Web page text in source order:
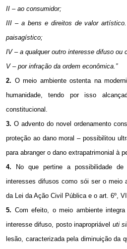
II – ao consumidor;
III – a bens e direitos de valor
paisagístico;
IV – a qualquer outro interesse difuso ou
V – por infração da ordem econômica.”
2. O meio ambiente ostenta na
humanidade, tendo por isso
constitucional.
3. O advento do novel ordenamento
proteção ao dano moral – possibilitou
para abranger o dano extrapatrimonial à
4.
No que pertine a possibilidade
interesses difusos como sói ser o meio
da Lei da Ação Civil Pública e o art. 6º,
5. Com efeito, o meio ambiente
interesse difuso, posto inapropriável uti
lesão, caracterizada pela diminuição da